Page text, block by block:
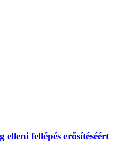
fellépés erősítéséért